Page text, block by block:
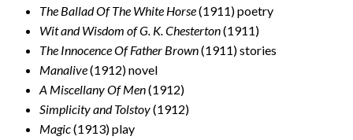
The Ballad Of The White Horse(1911) poetry
Wit and Wisdom of G. K. Chesterton(1911)
The Innocence Of Father Brown(1911) stories
Manalive(1912) novel
A Miscellany Of Men(1912)
Simplicity and Tolstoy(1912)
Magic(1913) play